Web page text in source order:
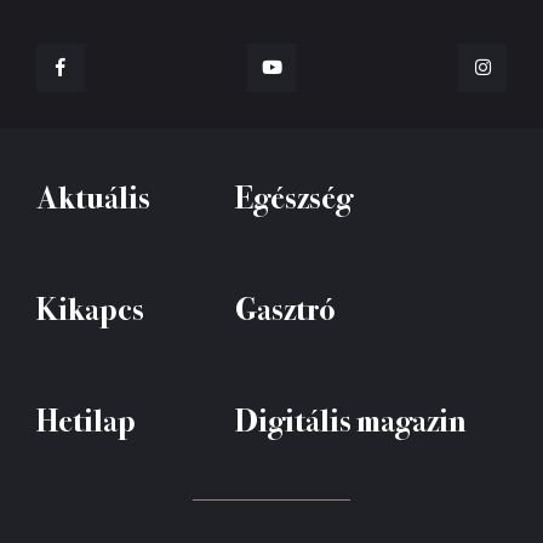
Aktuális Egészség
Kikapcs Gasztró
Hetilap Digitális magazin